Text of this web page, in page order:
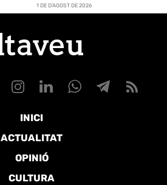
1 DE D’AGOST DE 2026
INICI
ACTUALITAT
OPINIÓ
CULTURA